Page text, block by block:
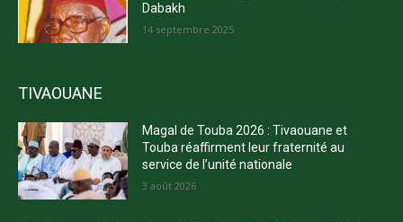
Dabakh
14 septembre 2025
TIVAOUANE
Magal de Touba 2026 : Tivaouane et
Touba réaffirment leur fraternité au
service de l’unité nationale
3 août 2026